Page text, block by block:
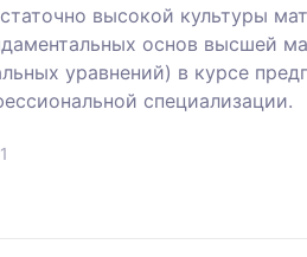
высокой культуры
основ высшей
уравнений) в курсе
специализации.